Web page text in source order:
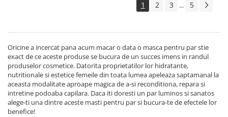
1 2 3 ... 5
Oricine a incercat pana acum macar o data o masca pentru par stie
exact de ce aceste produse se bucura de un succes imens in randul
produselor cosmetice. Datorita proprietatilor lor hidratante,
nutritionale si estetice femeile din toata lumea apeleaza saptamanal la
aceasta modalitate aproape magica de a-si reconditiona, repara si
intretine podoaba capilara. Daca iti doresti un par luminos si sanatos
alege-ti una dintre aceste masti pentru par si bucura-te de efectele lor
benefice!